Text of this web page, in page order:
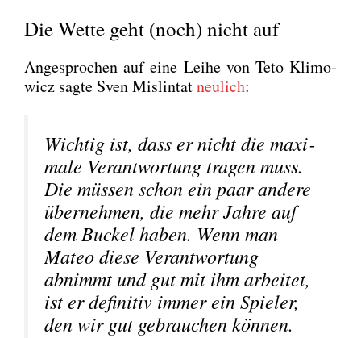
Die Wette geht (noch) nicht auf
Ange­spro­chen auf eine Lei­he von Teto Kli­mo­
wicz sag­te Sven Mislin­tatneu­lich:
Wich­tig ist, dass er nicht die maxi­
ma­le Ver­ant­wor­tung tra­gen muss.
Die müs­sen schon ein paar ande­re
über­neh­men, die mehr Jah­re auf
dem Buckel haben. Wenn man
Mateo die­se Ver­ant­wor­tung
abnimmt und gut mit ihm arbei­tet,
ist er defi­ni­tiv immer ein Spie­ler,
den wir gut gebrau­chen kön­nen.